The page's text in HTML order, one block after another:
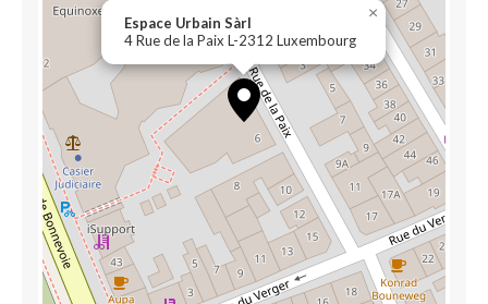
Espace Urbain Sàrl
4 Rue de la Paix L-2312 Luxembourg
×